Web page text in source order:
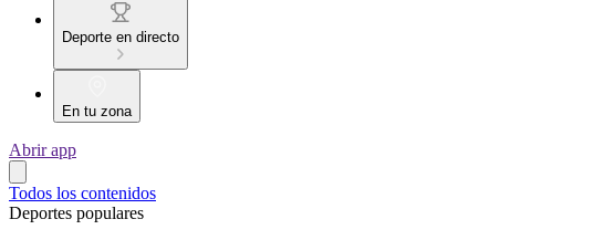
Deporte en directo
En tu zona
Abrir app
Todos los contenidos
Deportes populares